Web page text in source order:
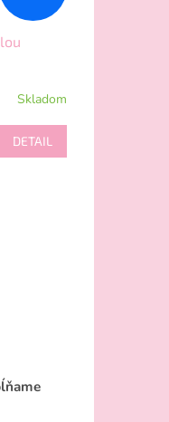
Skladom
DETAIL